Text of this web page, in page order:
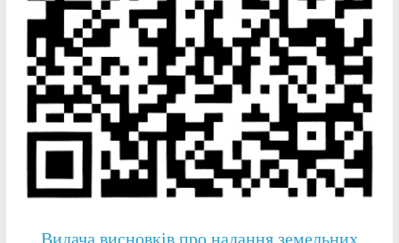
Видача висновків про надання земельних